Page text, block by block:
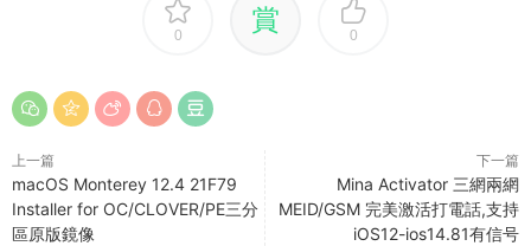
0 賞 0
上一篇
macOS Monterey 12.4 21F79
Installer for OC/CLOVER/PE三分
區原版鏡像
下一篇
Mina Activator 三網兩網
MEID/GSM 完美激活打電話,支持
iOS12-ios14.81有信号